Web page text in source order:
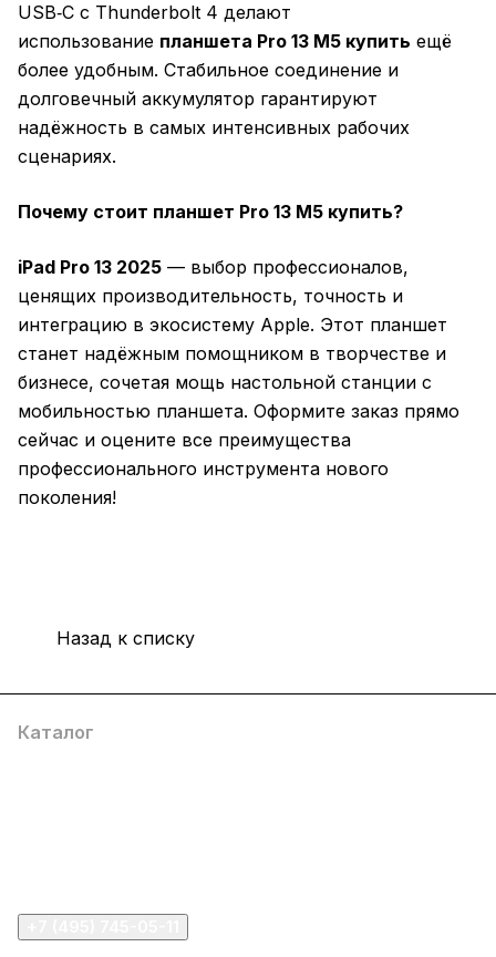
USB‑C с Thunderbolt 4 делают
использование планшета Pro 13 M5 купить ещё
более удобным. Стабильное соединение и
долговечный аккумулятор гарантируют
надёжность в самых интенсивных рабочих
сценариях.
Почему стоит планшет Pro 13 M5 купить?
iPad Pro 13 2025 — выбор профессионалов,
ценящих производительность, точность и
интеграцию в экосистему Apple. Этот планшет
станет надёжным помощником в творчестве и
бизнесе, сочетая мощь настольной станции с
мобильностью планшета. Оформите заказ прямо
сейчас и оцените все преимущества
профессионального инструмента нового
поколения!
Назад к списку
Каталог